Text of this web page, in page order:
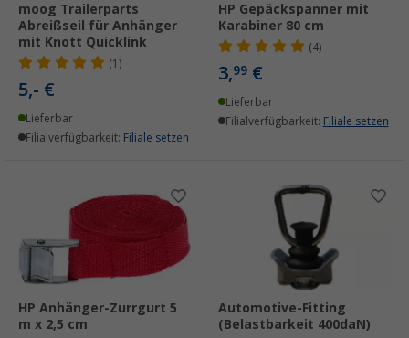
moog Trailerparts
Abreißseil für Anhänger
mit Knott Quicklink
(1)
5,- €
Lieferbar
Filialverfügbarkeit: Filiale setzen
HP Gepäckspanner mit
Karabiner 80 cm
(4)
3,99 €
Lieferbar
Filialverfügbarkeit: Filiale setzen
HP Anhänger-Zurrgurt 5
m x 2,5 cm
Automotive-Fitting
(Belastbarkeit 400daN)